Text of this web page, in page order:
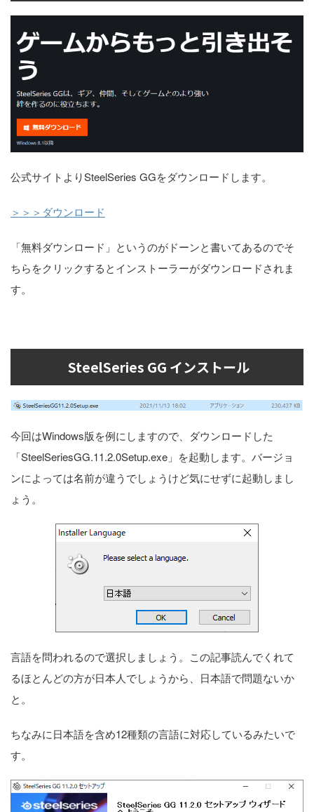
公式サイトよりSteelSeries GGをダウンロードします。
＞＞＞ダウンロード
「無料ダウンロード」というのがドーンと書いてあるのでそ
ちらをクリックするとインストーラーがダウンロードされま
す。
SteelSeries GG インストール
今回はWindows版を例にしますので、ダウンロードした
「SteelSeriesGG.11.2.0Setup.exe」を起動します。バージョ
ンによっては名前が違うでしょうけど気にせずに起動しまし
ょう。
言語を問われるので選択しましょう。この記事読んでくれて
るほとんどの方が日本人でしょうから、日本語で問題ないか
と。
ちなみに日本語を含め12種類の言語に対応しているみたいで
す。